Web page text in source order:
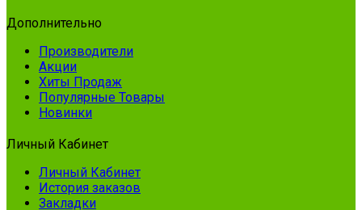
Дополнительно
Производители
Акции
Хиты Продаж
Популярные Товары
Новинки
Личный Кабинет
Личный Кабинет
История заказов
Закладки